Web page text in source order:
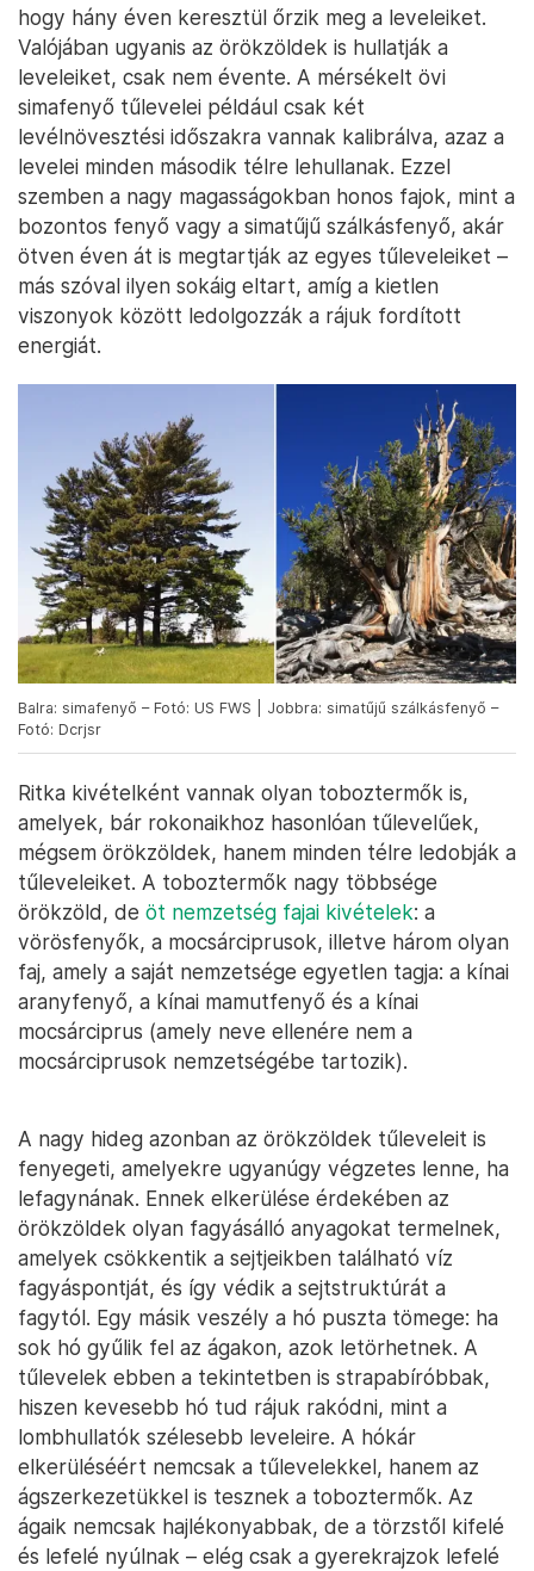
hogy hány éven keresztül őrzik meg a leveleiket.
Valójában ugyanis az örökzöldek is hullatják a
leveleiket, csak nem évente. A mérsékelt övi
simafenyő tűlevelei például csak két
levélnövesztési időszakra vannak kalibrálva, azaz a
levelei minden második télre lehullanak. Ezzel
szemben a nagy magasságokban honos fajok, mint a
bozontos fenyő vagy a simatűjű szálkásfenyő, akár
ötven éven át is megtartják az egyes tűleveleiket –
más szóval ilyen sokáig eltart, amíg a kietlen
viszonyok között ledolgozzák a rájuk fordított
energiát.
Balra: simafenyő – Fotó: US FWS | Jobbra: simatűjű szálkásfenyő –
Fotó: Dcrjsr
Ritka kivételként vannak olyan toboztermők is,
amelyek, bár rokonaikhoz hasonlóan tűlevelűek,
mégsem örökzöldek, hanem minden télre ledobják a
tűleveleiket. A toboztermők nagy többsége
örökzöld, de öt nemzetség fajai kivételek: a
vörösfenyők, a mocsárciprusok, illetve három olyan
faj, amely a saját nemzetsége egyetlen tagja: a kínai
aranyfenyő, a kínai mamutfenyő és a kínai
mocsárciprus (amely neve ellenére nem a
mocsárciprusok nemzetségébe tartozik).
A nagy hideg azonban az örökzöldek tűleveleit is
fenyegeti, amelyekre ugyanúgy végzetes lenne, ha
lefagynának. Ennek elkerülése érdekében az
örökzöldek olyan fagyásálló anyagokat termelnek,
amelyek csökkentik a sejtjeikben található víz
fagyáspontját, és így védik a sejtstruktúrát a
fagytól. Egy másik veszély a hó puszta tömege: ha
sok hó gyűlik fel az ágakon, azok letörhetnek. A
tűlevelek ebben a tekintetben is strapabíróbbak,
hiszen kevesebb hó tud rájuk rakódni, mint a
lombhullatók szélesebb leveleire. A hókár
elkerüléséért nemcsak a tűlevelekkel, hanem az
ágszerkezetükkel is tesznek a toboztermők. Az
ágaik nemcsak hajlékonyabbak, de a törzstől kifelé
és lefelé nyúlnak – elég csak a gyerekrajzok lefelé